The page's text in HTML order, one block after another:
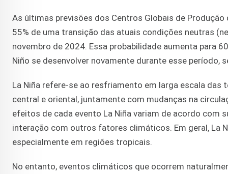
As últimas previsões dos Centros Globais de
55% de uma transição das atuais condições neutras
novembro de 2024. Essa probabilidade aumenta para
Niño se desenvolver novamente durante esse período,
La Niña refere-se ao resfriamento em larga escala
central e oriental, juntamente com mudanças na
efeitos de cada evento La Niña variam de acordo com
interação com outros fatores climáticos. Em geral, La
especialmente em regiões tropicais.
No entanto, eventos climáticos que ocorrem